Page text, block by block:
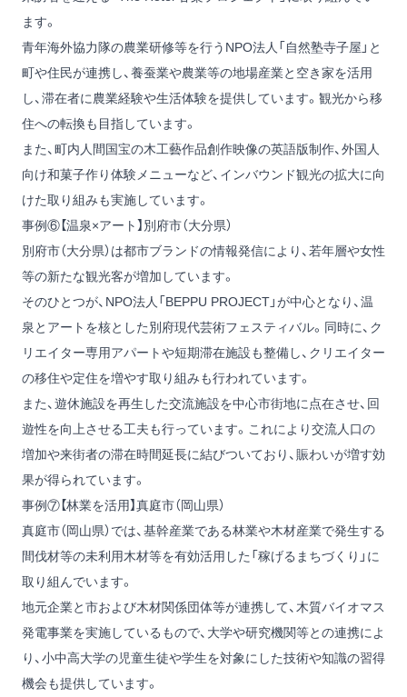
ます。
青年海外協力隊の農業研修等を行うNPO法人「自然塾寺子屋」と
町や住民が連携し、養蚕業や農業等の地場産業と空き家を活用
し、滞在者に農業経験や生活体験を提供しています。観光から移
住への転換も目指しています。
また、町内人間国宝の木工藝作品創作映像の英語版制作、外国人
向け和菓子作り体験メニューなど、インバウンド観光の拡大に向
けた取り組みも実施しています。
事例⑥【温泉×アート】別府市（大分県）
別府市（大分県）は都市ブランドの情報発信により、若年層や女性
等の新たな観光客が増加しています。
そのひとつが、NPO法人「BEPPU PROJECT」が中心となり、温
泉とアートを核とした別府現代芸術フェスティバル。同時に、ク
リエイター専用アパートや短期滞在施設も整備し、クリエイター
の移住や定住を増やす取り組みも行われています。
また、遊休施設を再生した交流施設を中心市街地に点在させ、回
遊性を向上させる工夫も行っています。これにより交流人口の
増加や来街者の滞在時間延長に結びついており、賑わいが増す効
果が得られています。
事例⑦【林業を活用】真庭市（岡山県）
真庭市（岡山県）では、基幹産業である林業や木材産業で発生する
間伐材等の未利用木材等を有効活用した「稼げるまちづくり」に
取り組んでいます。
地元企業と市および木材関係団体等が連携して、木質バイオマス
発電事業を実施しているもので、大学や研究機関等との連携によ
り、小中高大学の児童生徒や学生を対象にした技術や知識の習得
機会も提供しています。